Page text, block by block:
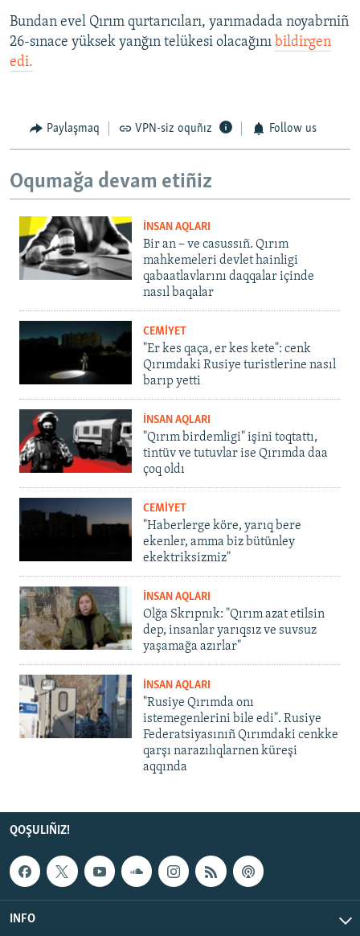
Bundan evel Qırım qurtarıcıları, yarımadada noyabrniñ
26-sınace yüksek yanğın telükesi olacağını bildirgen
edi.
Paylaşmaq VPN-siz oquñız Follow us
Oqumağa devam etiñiz
İNSAN AQLARI
Bir an – ve casussıñ. Qırım
mahkemeleri devlet hainligi
qabaatlavlarını daqqalar içinde
nasıl baqalar
CEMİYET
"Er kes qaça, er kes kete": cenk
Qırımdaki Rusiye turistlerine nasıl
barıp yetti
İNSAN AQLARI
"Qırım birdemligi" işini toqtattı,
tintüv ve tutuvlar ise Qırımda daa
çoq oldı
CEMİYET
"Haberlerge köre, yarıq bere
ekenler, amma biz bütünley
ekektriksizmiz"
İNSAN AQLARI
Olğa Skrıpnık: "Qırım azat etilsin
dep, insanlar yarıqsız ve suvsuz
yaşamağa azırlar"
İNSAN AQLARI
"Rusiye Qırımda onı
istemegenlerini bile edi". Rusiye
Federatsiyasınıñ Qırımdaki cenkke
qarşı narazılıqlarnen küreşi
aqqında
QOŞULIÑIZ!
INFO